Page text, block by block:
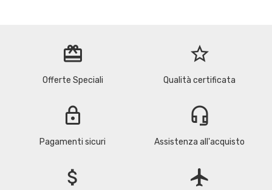
redeem
Offerte Speciali
star_border
Qualità certificata
lock
Pagamenti sicuri
headset_mic
Assistenza all'acquisto
attach_money flight